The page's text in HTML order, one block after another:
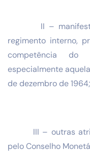
II – manifestar-
regimento interno,
competência do
especialmente
de dezembro de 1964;
III – outras
pelo Conselho